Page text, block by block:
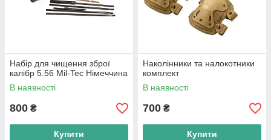
Набір для чищення зброї
калібр 5.56 Mil-Tec Німеччина
В наявності
800 ₴
Купити
Наколінники та налокотники
комплект
В наявності
700 ₴
Купити